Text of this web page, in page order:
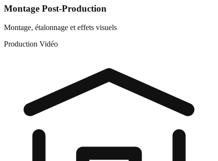
Montage Post-Production
Montage, étalonnage et effets visuels
Production Vidéo